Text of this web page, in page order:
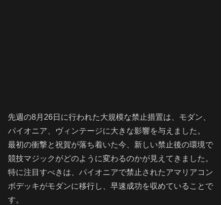
先週の8月26日に行われた大規模な禁止措置は、モダン、
パイオニア、ヴィンテージに大きな影響を与えました。
最初の衝撃と祝賀が落ち着いた今、新しい禁止後の環境で
競技マジックがどのように変わるのかが見えてきました。
特に注目すべきは、パイオニアで禁止されたアマリアコン
ボデッキがモダンに移行し、早速成功を収めていることで
す。